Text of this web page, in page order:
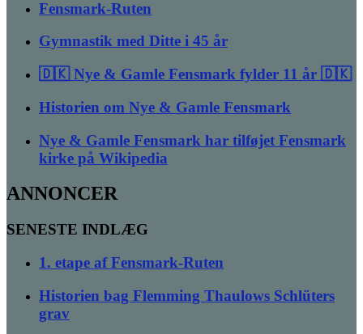
Fensmark-Ruten
Gymnastik med Ditte i 45 år
🇩🇰 Nye & Gamle Fensmark fylder 11 år 🇩🇰
Historien om Nye & Gamle Fensmark
Nye & Gamle Fensmark har tilføjet Fensmark
kirke på Wikipedia
ANNONCER
SENESTE INDLÆG
1. etape af Fensmark-Ruten
Historien bag Flemming Thaulows Schlüters
grav